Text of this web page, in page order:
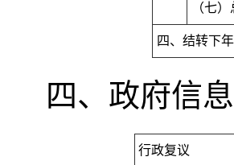
（七
四、结转下
四、政府信
行政复议